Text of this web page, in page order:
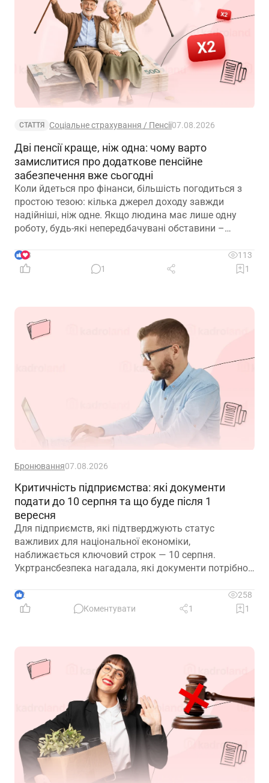
СТАТТЯ Соціальне страхування / Пенсії07.08.2026
Дві пенсії краще, ніж одна: чому варто
замислитися про додаткове пенсійне
забезпечення вже сьогодні
Коли йдеться про фінанси, більшість погодиться з
простою тезою: кілька джерел доходу завжди
надійніші, ніж одне. Якщо людина має лише одну
роботу, будь-які непередбачувані обставини –
окремій галузі – можуть миттєво позбавити її
доходу. Саме тому диверсифікація давно
застосовують до пенсійного забезпечення
3
113
1
1
Бронювання07.08.2026
Критичність підприємства: які документи
подати до 10 серпня та що буде після 1
вересня
Для підприємств, які підтверджують статус
важливих для національної економіки,
наближається ключовий строк — 10 серпня.
Укртрансбезпека нагадала, які документи потрібно
що очікує на компанії, які не встигнуть підтвердити
свій статус
2
258
Коментувати
1 1